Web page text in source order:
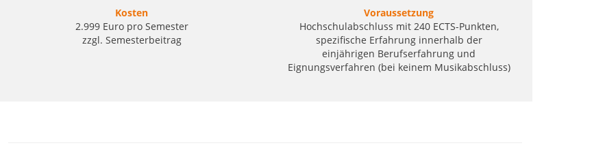
Kosten
2.999 Euro pro Semester
zzgl. Semesterbeitrag
Voraussetzung
Hochschulabschluss mit 240 ECTS-Punkten,
spezifische Erfahrung innerhalb der
einjährigen Berufserfahrung und
Eignungsverfahren (bei keinem Musikabschluss)